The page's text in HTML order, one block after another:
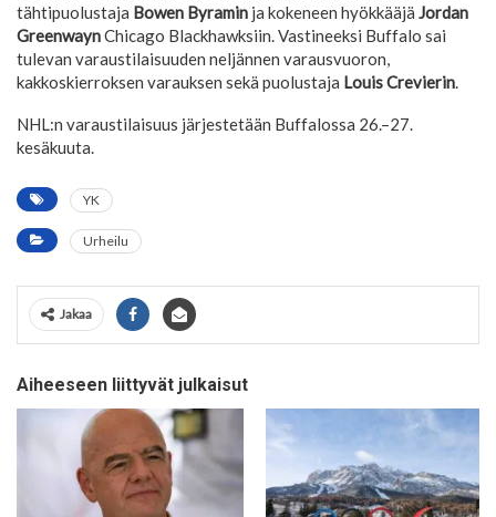
tähtipuolustaja Bowen Byramin ja kokeneen hyökkääjä Jordan
GreenwaynChicago Blackhawksiin. Vastineeksi Buffalo sai
tulevan varaustilaisuuden neljännen varausvuoron,
kakkoskierroksen varauksen sekä puolustaja Louis Crevierin.
NHL:n varaustilaisuus järjestetään Buffalossa 26.–27.
kesäkuuta.
YK
Urheilu
Jakaa
Aiheeseen liittyvät julkaisut